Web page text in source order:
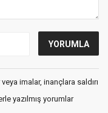
imalar, inançlara saldırı
yazılmış yorumlar